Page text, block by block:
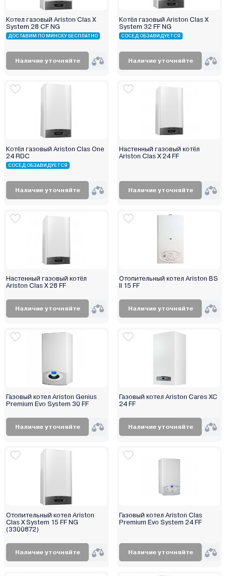
Котел газовый Ariston Clas X
System 28 CF NG
ДОСТАВИМ ПО МИНСКУ БЕСПЛАТНО
Наличие уточняйте
Котёл газовый Ariston Clas X
System 32 FF NG
СОСЕД ОБЗАВИДУЕТСЯ
Наличие уточняйте
Котёл газовый Ariston Clas One
24 RDC
СОСЕД ОБЗАВИДУЕТСЯ
Наличие уточняйте
Настенный газовый котёл
Ariston Clas X 24 FF
Наличие уточняйте
Настенный газовый котёл
Ariston Clas X 28 FF
Наличие уточняйте
Отопительный котел Ariston BS
II 15 FF
Наличие уточняйте
Газовый котел Ariston Genius
Premium Evo System 30 FF
Наличие уточняйте
Газовый котел Ariston Cares XC
24 FF
Наличие уточняйте
Отопительный котел Ariston
Clas X System 15 FF NG
(3300872)
Наличие уточняйте
Газовый котел Ariston Clas
Premium Evo System 24 FF
Наличие уточняйте